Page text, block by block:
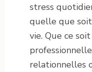
stress
quelle que
vie. Que ce
relationnelles